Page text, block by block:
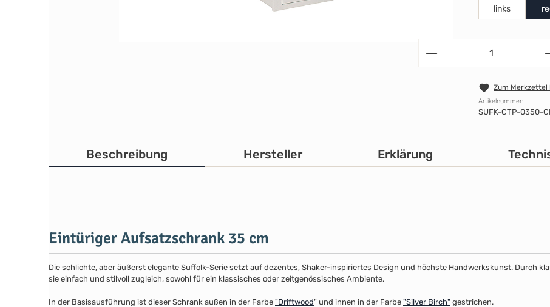
links
Zum Merkzettel
Artikelnummer:
SUFK-CTP-0350-
Beschreibung Hersteller Erklärung
Eintüriger Aufsatzschrank 35 cm
Die schlichte, aber äußerst elegante Suffolk-Serie setzt auf dezentes, Shaker-inspiriertes Design und höchste Handwerkskunst. Durch
sie einfach und stilvoll zugleich, sowohl für ein klassisches oder zeitgenössisches Ambiente.
In der Basisausführung ist dieser Schrank außen in der Farbe "Driftwood" und innen in der Farbe "Silver Birch" gestrichen.